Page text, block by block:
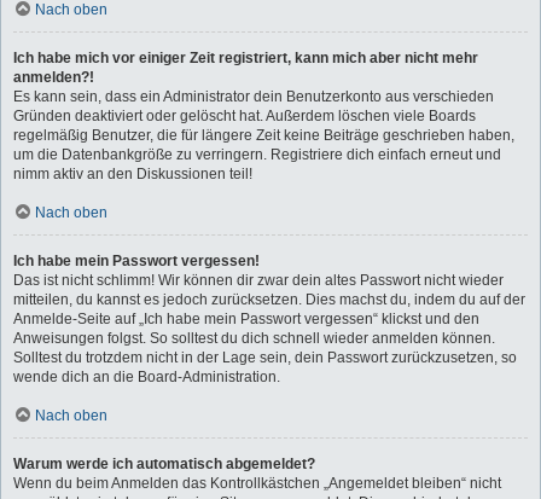
Nach oben
Ich habe mich vor einiger Zeit registriert, kann mich aber nicht mehr
anmelden?!
Es kann sein, dass ein Administrator dein Benutzerkonto aus verschieden
Gründen deaktiviert oder gelöscht hat. Außerdem löschen viele Boards
regelmäßig Benutzer, die für längere Zeit keine Beiträge geschrieben haben,
um die Datenbankgröße zu verringern. Registriere dich einfach erneut und
nimm aktiv an den Diskussionen teil!
Nach oben
Ich habe mein Passwort vergessen!
Das ist nicht schlimm! Wir können dir zwar dein altes Passwort nicht wieder
mitteilen, du kannst es jedoch zurücksetzen. Dies machst du, indem du auf der
Anmelde-Seite auf „Ich habe mein Passwort vergessen“ klickst und den
Anweisungen folgst. So solltest du dich schnell wieder anmelden können.
Solltest du trotzdem nicht in der Lage sein, dein Passwort zurückzusetzen, so
wende dich an die Board-Administration.
Nach oben
Warum werde ich automatisch abgemeldet?
Wenn du beim Anmelden das Kontrollkästchen „Angemeldet bleiben“ nicht